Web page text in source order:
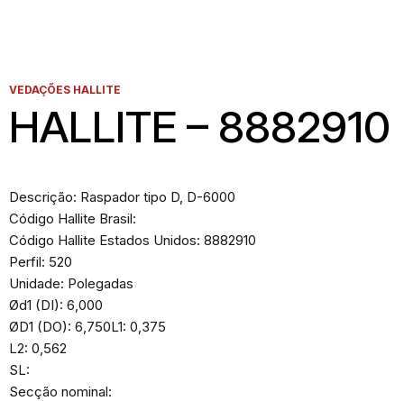
VEDAÇÕES HALLITE
HALLITE – 8882910
Descrição: Raspador tipo D, D-6000
Código Hallite Brasil:
Código Hallite Estados Unidos: 8882910
Perfil: 520
Unidade: Polegadas
Ød1 (DI): 6,000
ØD1 (DO): 6,750L1: 0,375
L2: 0,562
SL:
Secção nominal: